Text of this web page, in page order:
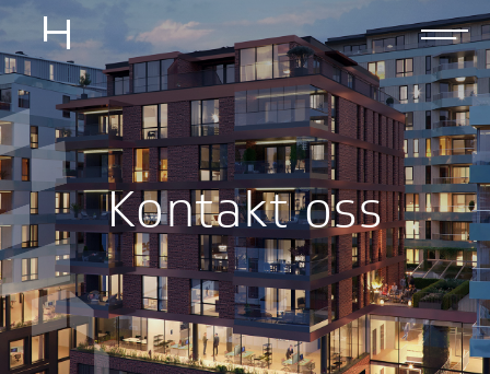
Kontakt oss